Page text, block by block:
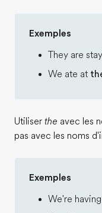
Exemples
They are
We ate at
Utiliser the avec les
pas avec les noms
Exemples
We're